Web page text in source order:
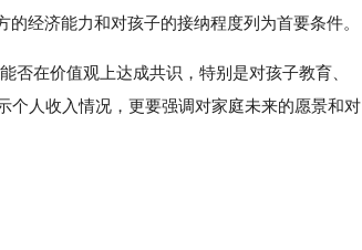
经济能力和对孩子的接纳程度列为首要条件。
否在价值观上达成共识，特别是对孩子教育、
个人收入情况，更要强调对家庭未来的愿景和对